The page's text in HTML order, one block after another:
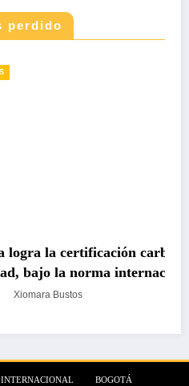
perdido
carbono
internacional ISO
INTERNACIONAL BOGOTÁ